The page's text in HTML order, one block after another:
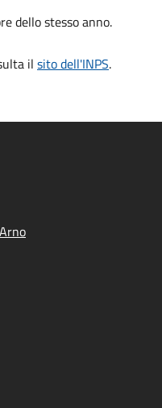
dello stesso anno.
il sito dell'INPS.